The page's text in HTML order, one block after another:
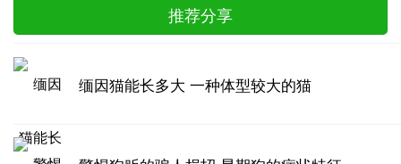
推荐分享
缅因猫能长多大 一种体型较大的猫